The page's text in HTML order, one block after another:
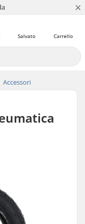
×
Carrello
Salvato
Accessori